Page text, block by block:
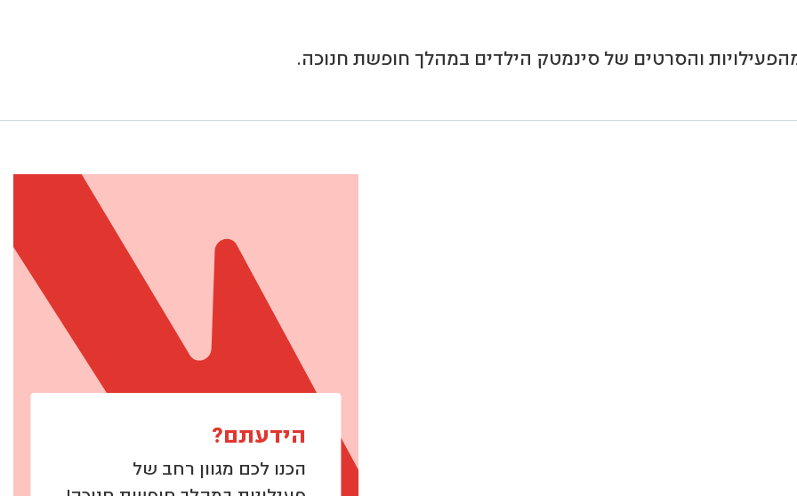
מהפעילויות והסרטים של סינמטק הילדים במהלך חופשת חנוכה.
הידעתם?
הכנו לכם מגוון רחב של